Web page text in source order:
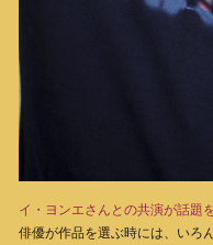
イ・ヨンエさんとの共演が話題
俳優が作品を選ぶ時には、いろ